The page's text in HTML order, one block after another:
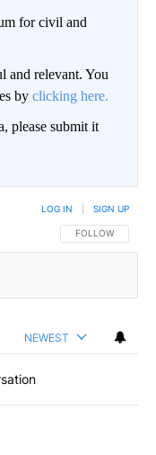
for civil and
and relevant. You
by clicking here.
please submit it
FOLLOW THIS
FOLLOW
LOG IN SIGN UP
NEWEST